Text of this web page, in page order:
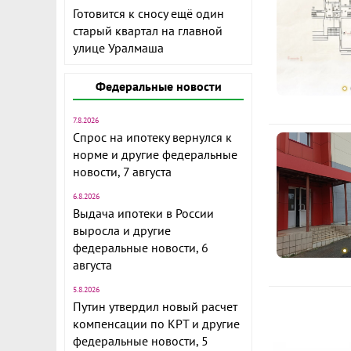
Готовится к сносу ещё один
старый квартал на главной
улице Уралмаша
Федеральные новости
7.8.2026
Спрос на ипотеку вернулся к
норме и другие федеральные
новости, 7 августа
6.8.2026
Выдача ипотеки в России
выросла и другие
федеральные новости, 6
августа
5.8.2026
Путин утвердил новый расчет
компенсации по КРТ и другие
федеральные новости, 5